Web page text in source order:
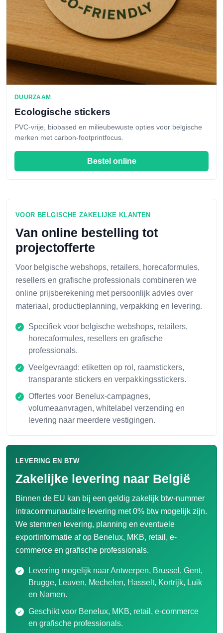
DUURZAAM
Ecologische stickers
PVC-vrije, biobased en milieubewuste opties voor belgische
merken met carbon-footprintfocus.
Bestel online
VOOR BELGISCHE ZAKELIJKE KLANTEN
Van online bestelling tot
projectofferte
Voor belgische webshops, retailers, horecaformules,
resellers en grafische professionals combineren we
online prijsberekening met persoonlijk advies over
materiaal, productieplanning, verpakking en levering.
Specifiek voor belgische webshops, retailers,
horecaformules, resellers en grafische
professionals.
Veelgevraagd: etiketten op rol, raamstickers,
transparante stickers en verpakkingsstickers.
Offertes voor Benelux-campagnes,
volumeaanvragen, whitelabel verzending en
levering naar meerdere vestigingen.
LEVERING EN BTW
Zakelijke levering naar België
Binnen de EU kan bij een geldig zakelijk btw-nummer
intracommunautaire levering met 0% btw mogelijk zijn.
We stemmen levering, planning en eventuele
exportinformatie af op Benelux, MKB, retail, e-
commerce en grafische professionals.
Levering mogelijk naar Antwerpen, Brussel, Gent,
Brugge, Leuven, Mechelen, Hasselt, Kortrijk, Luik
en Namen.
Geschikt voor Benelux, MKB, retail, e-commerce
en grafische professionals.